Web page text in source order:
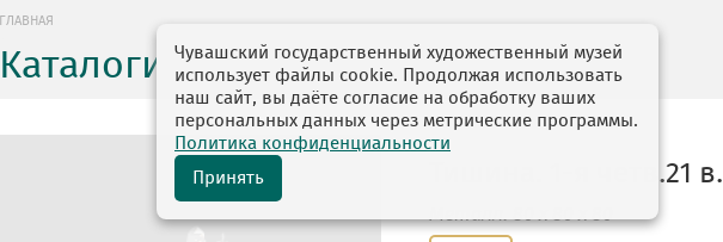
ГЛАВНАЯ
Каталоги выставок
Тишина. 1-я четв.21 в.
Чувашский государственный художественный музей
использует файлы cookie. Продолжая использовать
наш сайт, вы даёте согласие на обработку ваших
персональных данных через метрические программы.
Политика конфиденциальности
Принять